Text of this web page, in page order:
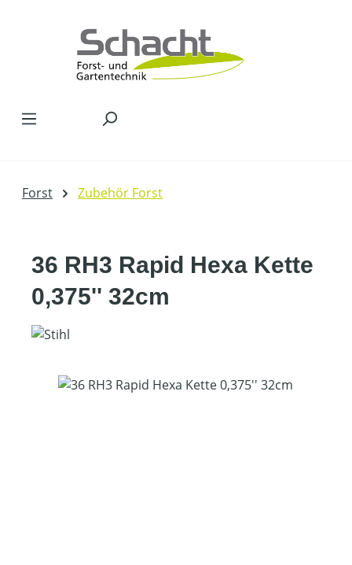
Forst Zubehör Forst
36 RH3 Rapid Hexa Kette
0,375'' 32cm
Bildergalerie überspringen